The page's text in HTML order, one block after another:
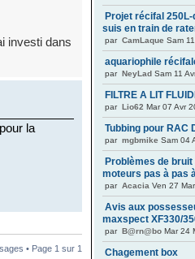
investi dans
la
• Page 1 sur 1
Projet récifal 250L-
suis en train de
par CamLaque Sam
aquariophile
par NeyLad Sam 11
FILTRE A LIT
par Lio62 Mar 07 Avr
Tubbing pour RAC
par mgbmike Sam 04
Problèmes de
moteurs pas à pas
par Acacia Ven 27
Avis aux
maxspect XF330/
par B@rn@bo Mar 24
Chagement box